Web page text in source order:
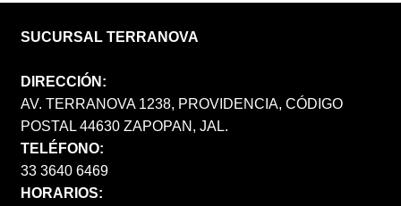
SUCURSAL TERRANOVA
DIRECCIÓN:
AV. TERRANOVA 1238, PROVIDENCIA, CÓDIGO
POSTAL 44630 ZAPOPAN, JAL.
TELÉFONO:
33 3640 6469
HORARIOS: